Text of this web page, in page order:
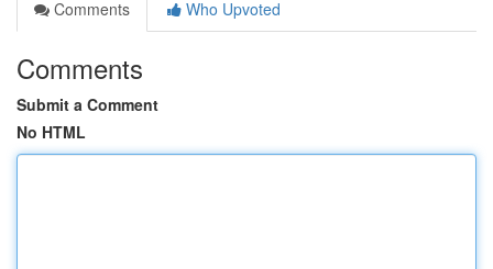
Comments
Who Upvoted
Comments
Submit a Comment
No HTML